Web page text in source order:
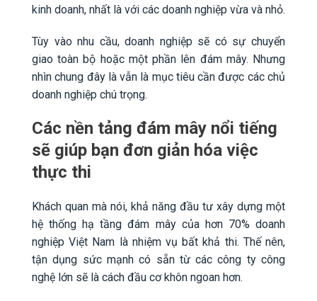
kinh doanh, nhất là với các doanh nghiệp vừa và nhỏ.
Tùy vào nhu cầu, doanh nghiệp sẽ có sự chuyển
giao toàn bộ hoặc một phần lên đám mây. Nhưng
nhìn chung đây là vẫn là mục tiêu cần được các chủ
doanh nghiệp chú trọng.
Các nền tảng đám mây nổi tiếng
sẽ giúp bạn đơn giản hóa việc
thực thi
Khách quan mà nói, khả năng đầu tư xây dựng một
hệ thống hạ tầng đám mây của hơn 70% doanh
nghiệp Việt Nam là nhiệm vụ bất khả thi. Thế nên,
tận dụng sức mạnh có sẵn từ các công ty công
nghệ lớn sẽ là cách đầu cơ khôn ngoan hơn.